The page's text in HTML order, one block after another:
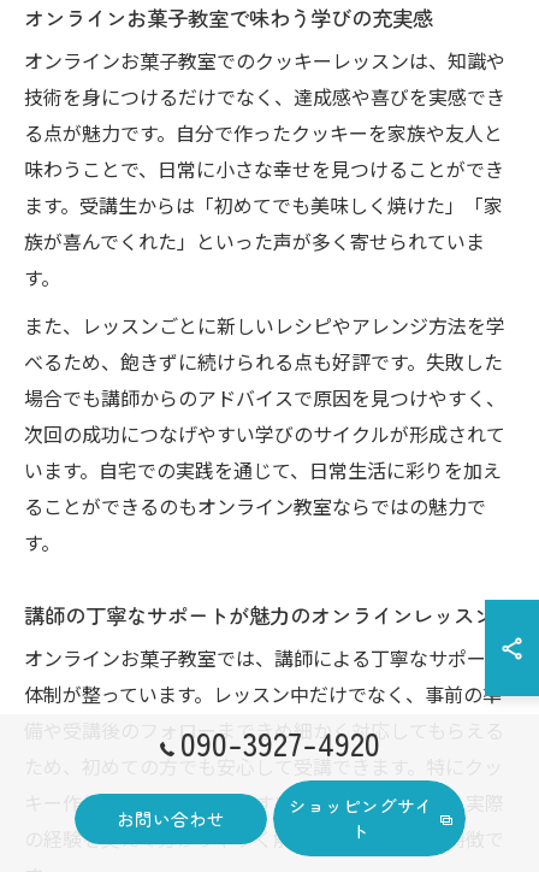
オンラインお菓子教室で味わう学びの充実感
オンラインお菓子教室でのクッキーレッスンは、知識や
技術を身につけるだけでなく、達成感や喜びを実感でき
る点が魅力です。自分で作ったクッキーを家族や友人と
味わうことで、日常に小さな幸せを見つけることができ
ます。受講生からは「初めてでも美味しく焼けた」「家
族が喜んでくれた」といった声が多く寄せられていま
す。
また、レッスンごとに新しいレシピやアレンジ方法を学
べるため、飽きずに続けられる点も好評です。失敗した
場合でも講師からのアドバイスで原因を見つけやすく、
次回の成功につなげやすい学びのサイクルが形成されて
います。自宅での実践を通じて、日常生活に彩りを加え
ることができるのもオンライン教室ならではの魅力で
す。
講師の丁寧なサポートが魅力のオンラインレッスン
オンラインお菓子教室では、講師による丁寧なサポート
体制が整っています。レッスン中だけでなく、事前の準
備や受講後のフォローまできめ細かく対応してもらえる
キー作りのコツや失敗しやすいポイントについて、実際
の経験を交えて分かりやすく解説してくれるのが特徴で
090-3927-4920
お問い合わせ
ショッピングサイ
ト